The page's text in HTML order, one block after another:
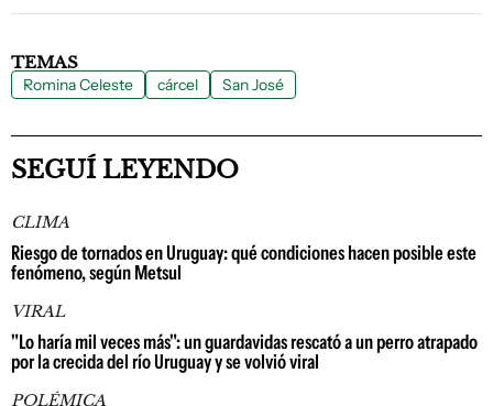
TEMAS
Romina Celeste cárcel San José
SEGUÍ LEYENDO
CLIMA
Riesgo de tornados en Uruguay: qué condiciones hacen posible este
fenómeno, según Metsul
VIRAL
"Lo haría mil veces más": un guardavidas rescató a un perro atrapado
por la crecida del río Uruguay y se volvió viral
POLÉMICA